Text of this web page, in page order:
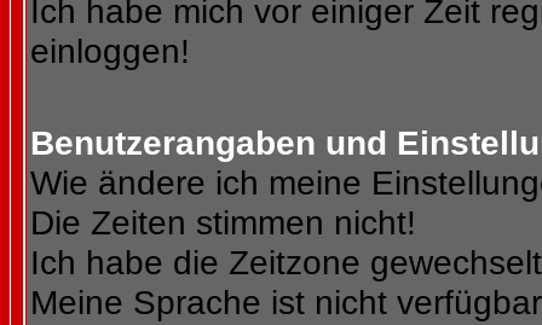
Ich habe mich vor einiger Zeit
einloggen!
Benutzerangaben und
Wie ändere ich meine
Die Zeiten stimmen nicht!
Ich habe die Zeitzone
Meine Sprache ist nicht